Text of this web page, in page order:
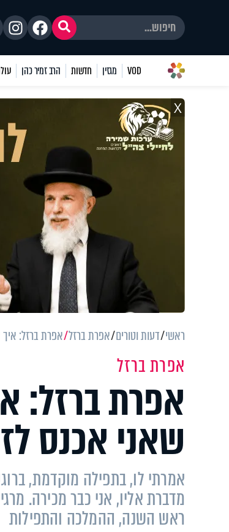
VOD מגזין חדשות הרב זמיר כהן
X
ראשי דעות וטורים אפרת ברזל אפרת ברזל:
אפרת ברזל
אפרת ברזל:
שאני אכנס
אמרתי לו, בתפילה מוקדמת,
מדברת אליו, אני כבר מכירה.
ראש השנה, ההמלכה והתפילות